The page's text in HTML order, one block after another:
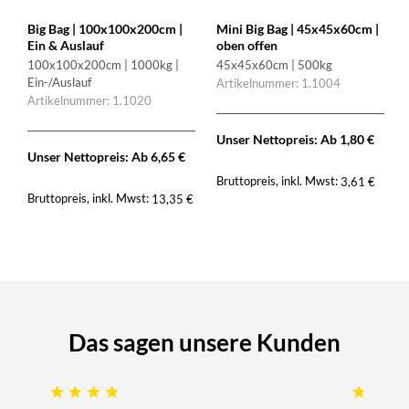
Big Bag | 100x100x200cm |
Ein & Auslauf
100x100x200cm | 1000kg |
Ein-/Auslauf
Artikelnummer: 1.1020
Unser Nettopreis: Ab6,65€
Bruttopreis, inkl. Mwst: 13,35 €
Mini Big Bag | 45x45x60cm |
oben offen
45x45x60cm | 500kg
Artikelnummer: 1.1004
Unser Nettopreis: Ab 1,80€
Bruttopreis, inkl. Mwst: 3,61 €
Das sagen unsere Kunden